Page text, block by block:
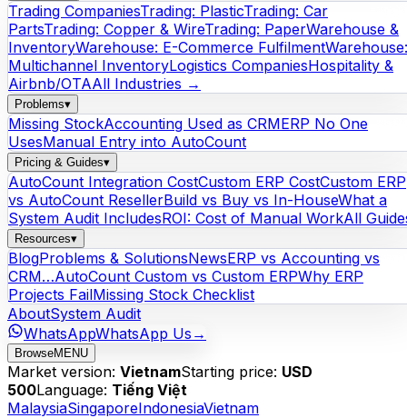
Trading CompaniesTrading: PlasticTrading: Car
PartsTrading: Copper & WireTrading: PaperWarehouse &
InventoryWarehouse: E-Commerce FulfilmentWarehouse:
Multichannel InventoryLogistics CompaniesHospitality &
Airbnb/OTAAll Industries →
Problems▾
Missing StockAccounting Used as CRMERP No One
UsesManual Entry into AutoCount
Pricing & Guides▾
AutoCount Integration CostCustom ERP CostCustom ERP
vs AutoCount ResellerBuild vs Buy vs In-HouseWhat a
System Audit IncludesROI: Cost of Manual WorkAll
Resources▾
BlogProblems & SolutionsNewsERP vs Accounting vs
CRM…AutoCount Custom vs Custom ERPWhy ERP
Projects FailMissing Stock Checklist
AboutSystem Audit
WhatsAppWhatsApp Us →
BrowseMENU
Market version: VietnamStarting price: USD
500Language: Tiếng Việt
MalaysiaSingaporeIndonesiaVietnam